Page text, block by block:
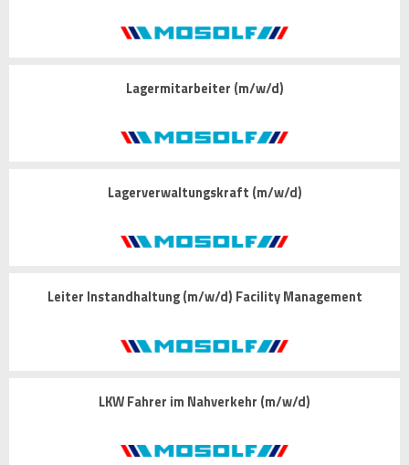
Lagermitarbeiter (m/w/d)
Lagerverwaltungskraft (m/w/d)
Leiter Instandhaltung (m/w/d) Facility Management
LKW Fahrer im Nahverkehr (m/w/d)